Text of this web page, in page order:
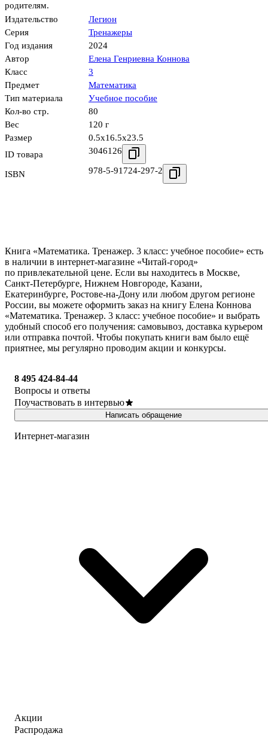
родителям.
Издательство
Легион
Серия
Тренажеры
Год издания
2024
Автор
Елена Генриевна Коннова
Класс
3
Предмет
Математика
Тип материала
Учебное пособие
Кол-во стр.
80
Вес
120 г
Размер
0.5x16.5x23.5
ID товара
3046126
ISBN 978-5-91724-297-2
Книга «Математика. Тренажер. 3 класс: учебное пособие» есть
в наличии в интернет-магазине «Читай-город»
по привлекательной цене. Если вы находитесь в Москве,
Санкт-Петербурге, Нижнем Новгороде, Казани,
Екатеринбурге, Ростове-на-Дону или любом другом регионе
России, вы можете оформить заказ на книгу Елена Коннова
«Математика. Тренажер. 3 класс: учебное пособие» и выбрать
удобный способ его получения: самовывоз, доставка курьером
или отправка почтой. Чтобы покупать книги вам было ещё
приятнее, мы регулярно проводим акции и конкурсы.
8 495 424-84-44
Вопросы и ответы
Поучаствовать в интервью
Написать обращение
Интернет-магазин
Акции
Распродажа